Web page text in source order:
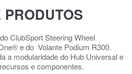
ClubSport Steering Wheel
e do Volante Podium R300.
a modularidade do Hub Universal e
e componentes.